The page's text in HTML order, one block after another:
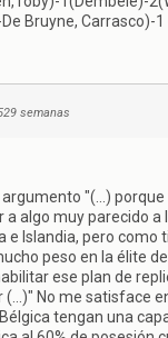
Bruyne, Carrasco)-1
semanas
"(...)
a algo muy parecido a
e Islandia, pero como
peso en la élite
ese plan de
(...)" No me satisface
tengan una